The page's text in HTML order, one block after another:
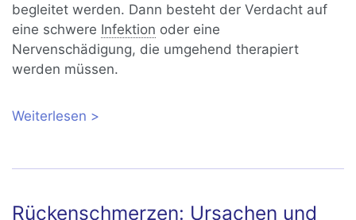
begleitet werden. Dann besteht der Verdacht auf
eine schwere Infektion oder eine
Nervenschädigung, die umgehend therapiert
werden müssen.
Weiterlesen über Nackenschmerzen – was tun?
Rückenschmerzen: Ursachen und